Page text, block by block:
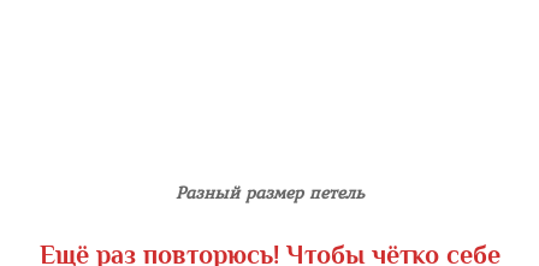
Разный размер петель
Ещё раз повторюсь! Чтобы чётко себе